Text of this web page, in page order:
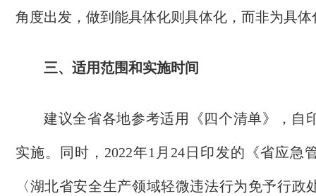
角度出发，做到能具体化则具体化，而非为具
三、适用范围和实施时间
建议全省各地参考适用 《四个清单》 ，自
实施。同时， 2022年1月24日印发的 《省应急
〈湖北省安全生产领域轻微违法行为免予行政